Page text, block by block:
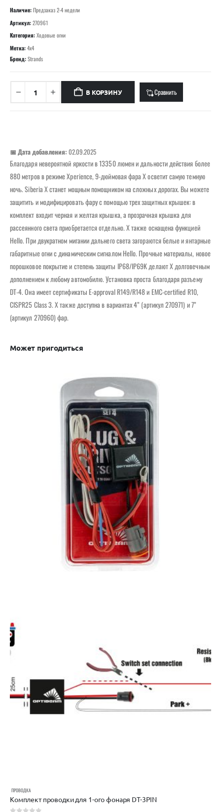
Наличие:Предзаказ 2-4 недели
Артикул:270961
Категория:Ходовые огни
Метка:4x4
Бренд:Strands
В КОРЗИНУ Сравнить
📅 Дата добавления: 02.09.2025
Благодаря невероятной яркости в 13350 люмен и дальности действия более
880 метров в режиме Xperience, 9-дюймовая фара X осветит самую темную
ночь. Siberia X станет мощным помощником на сложных дорогах. Вы можете
защитить и модифицировать фару с помощью трех защитных крышек: в
комплект входит черная и желтая крышка, а прозрачная крышка для
рассеянного света приобретается отдельно. X также оснащена функцией
Hello. При двукратном мигании дальнего света загораются белые и янтарные
габаритные огни с динамическим сигналом Hello. Прочные материалы, новое
порошковое покрытие и степень защиты IP68/IP69K делают X долговечным
дополнением к любому автомобилю. Установка проста благодаря разъему
DT-4. Она имеет сертификаты E-approval R149/R148 и EMC-certified R10,
CISPR25 Class 3. X также доступна в вариантах 4” (артикул 270971) и 7”
(артикул 270960) фар.
Может пригодиться
ПРОВОДКА
Комплект проводки для 1-ого фонаря DT-3PIN